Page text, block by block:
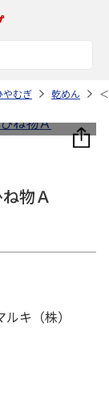
やむぎ 乾めん
物Ａ
キ（株）